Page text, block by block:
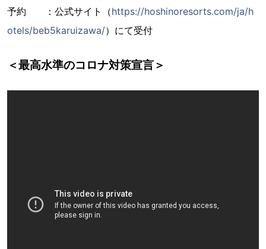
予約 ：公式サイト（https://hoshinoresorts.com/ja/h
otels/beb5karuizawa/）にて受付
＜最高水準のコロナ対策宣言＞